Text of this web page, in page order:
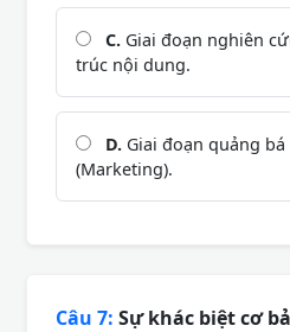
C. Giai đoạn nghiên
trúc nội dung.
D. Giai đoạn quảng
(Marketing).
Câu 7: Sự khác biệt cơ